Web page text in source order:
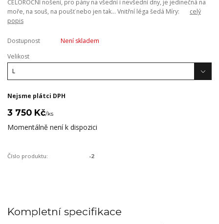
CELOROČNÍ nošení, pro pány na všední i nevšední dny, je jedinečná na
moře, na souš, na poušť nebo jen tak… Vnitřní léga šedá Míry: celý
popis
Dostupnost
Není skladem
Velikost
Nejsme plátci DPH
3 750 Kč/ks
Momentálně není k dispozici
Číslo produktu: -2
Kompletní specifikace